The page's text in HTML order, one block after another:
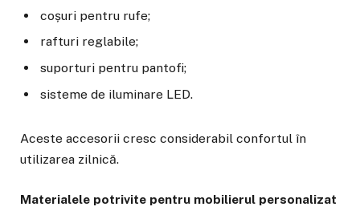
coșuri pentru rufe;
rafturi reglabile;
suporturi pentru pantofi;
sisteme de iluminare LED.
Aceste accesorii cresc considerabil confortul în
utilizarea zilnică.
Materialele potrivite pentru mobilierul personalizat